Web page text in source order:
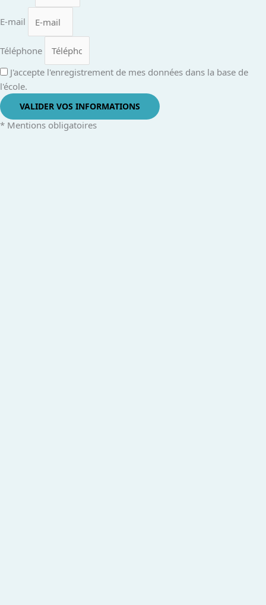
E-mail
Téléphone
J'accepte l'enregistrement de mes données dans la base de
l'école.
VALIDER VOS INFORMATIONS
* Mentions obligatoires